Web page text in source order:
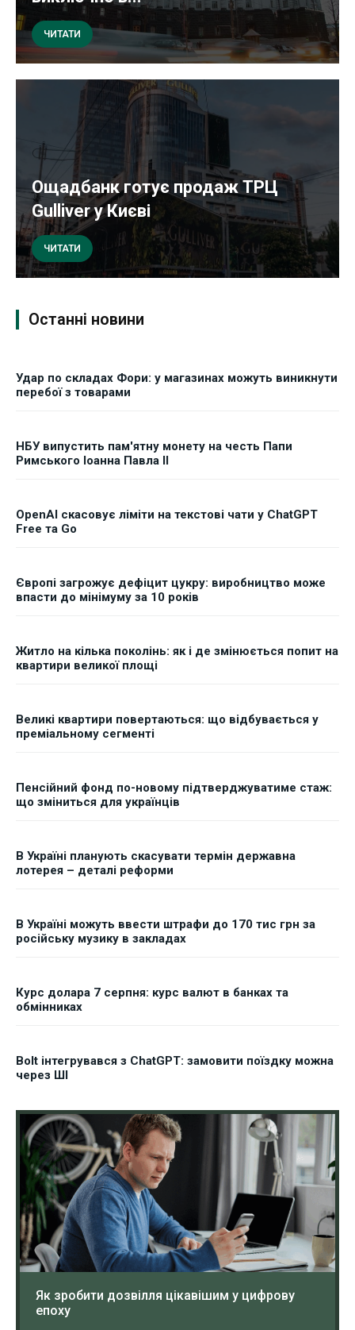
ЧИТАТИ
Ощадбанк готує продаж ТРЦ
Gulliver у Києві
ЧИТАТИ
Останні новини
Удар по складах Фори: у магазинах можуть виникнути
перебої з товарами
НБУ випустить пам'ятну монету на честь Папи
Римського Іоанна Павла II
OpenAI скасовує ліміти на текстові чати у ChatGPT
Free та Go
Європі загрожує дефіцит цукру: виробництво може
впасти до мінімуму за 10 років
Житло на кілька поколінь: як і де змінюється попит на
квартири великої площі
Великі квартири повертаються: що відбувається у
преміальному сегменті
Пенсійний фонд по-новому підтверджуватиме стаж:
що зміниться для українців
В Україні планують скасувати термін державна
лотерея – деталі реформи
В Україні можуть ввести штрафи до 170 тис грн за
російську музику в закладах
Курс долара 7 серпня: курс валют в банках та
обмінниках
Bolt інтегрувався з ChatGPT: замовити поїздку можна
через ШІ
Як зробити дозвілля цікавішим у цифрову
епоху